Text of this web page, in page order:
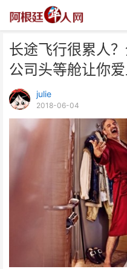
长途飞行很累人
公司头等舱让你
julie
2018-06-04
长途飞行很累人？全
航空公司头等舱让你